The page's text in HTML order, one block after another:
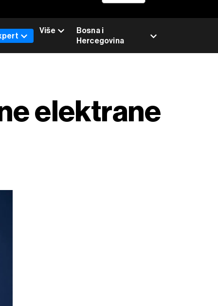
Bosna i
Hercegovina
Više
elektrane